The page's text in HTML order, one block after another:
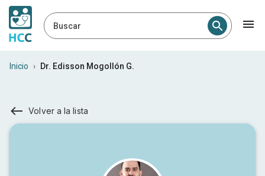
Buscar
Inicio › Dr. Edisson Mogollón G.
Volver a la lista